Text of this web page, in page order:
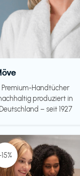
Premium-Handtücher
produziert in
Deutschland – seit 1927